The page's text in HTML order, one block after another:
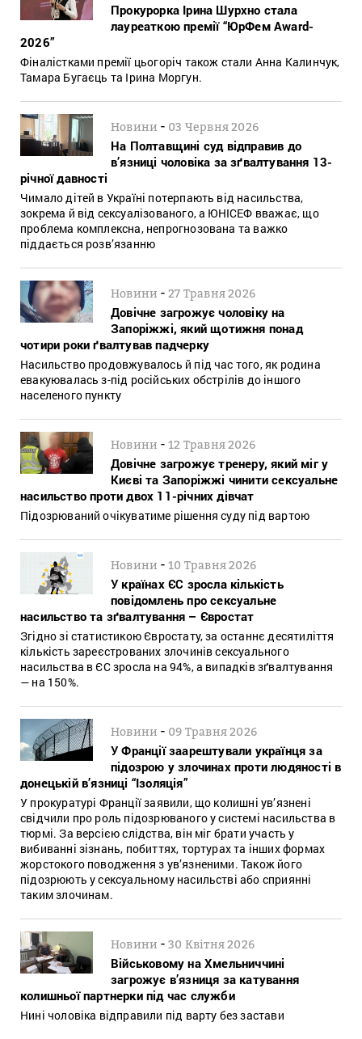
Прокурорка Ірина Шурхно стала
лауреаткою премії “ЮрФем Award-
2026”
Фіналістками премії цьогоріч також стали Анна Калинчук,
Тамара Бугаєць та Ірина Моргун.
Новини - 03 Червня 2026
На Полтавщині суд відправив до
в’язниці чоловіка за зґвалтування 13-
річної давності
Чимало дітей в Україні потерпають від насильства,
зокрема й від сексуалізованого, а ЮНІСЕФ вважає, що
проблема комплексна, непрогнозована та важко
піддається розв’язанню
Новини -27 Травня 2026
Довічне загрожує чоловіку на
Запоріжжі, який щотижня понад
чотири роки ґвалтував падчерку
Насильство продовжувалось й під час того, як родина
евакуювалась з-під російських обстрілів до іншого
населеного пункту
Новини -12 Травня 2026
Довічне загрожує тренеру, який міг у
Києві та Запоріжжі чинити сексуальне
насильство проти двох 11-річних дівчат
Підозрюваний очікуватиме рішення суду під вартою
Новини -10 Травня 2026
У країнах ЄС зросла кількість
повідомлень про сексуальне
насильство та зґвалтування – Євростат
Згідно зі статистикою Євростату, за останнє десятиліття
кількість зареєстрованих злочинів сексуального
насильства в ЄС зросла на 94%, а випадків зґвалтування
— на 150%.
Новини - 09 Травня 2026
У Франції заарештували українця за
підозрою у злочинах проти людяності в
донецькій в’язниці “Ізоляція”
У прокуратурі Франції заявили, що колишні ув’язнені
свідчили про роль підозрюваного у системі насильства в
тюрмі. За версією слідства, він міг брати участь у
вибиванні зізнань, побиттях, тортурах та інших формах
жорстокого поводження з ув’язненими. Також його
підозрюють у сексуальному насильстві або сприянні
таким злочинам.
Новини -30 Квітня 2026
Військовому на Хмельниччині
загрожує в’язниця за катування
колишньої партнерки під час служби
Нині чоловіка відправили під варту без застави